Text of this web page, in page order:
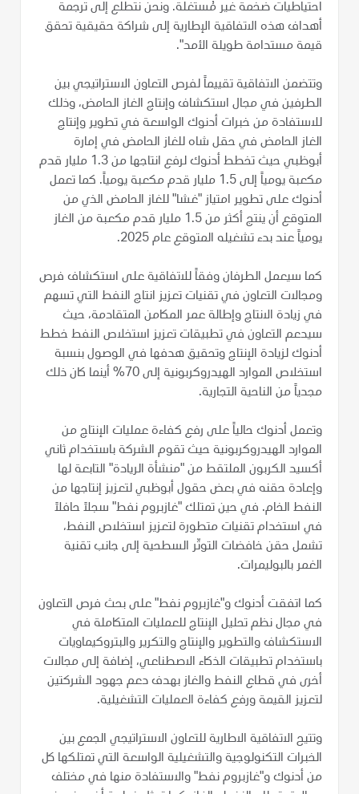
احتياطيات ضخمة غير مُستغلة. ونحن نتطلع إلى ترجمة
أهداف هذه الاتفاقية الإطارية إلى شراكة حقيقية تحقق
قيمة مستدامة طويلة الأمد".
وتتضمن الاتفاقية تقييماً لفرص التعاون الاستراتيجي بين
الطرفين في مجال استكشاف وإنتاج الغاز الحامض، وذلك
للاستفادة من خبرات أدنوك الواسعة في تطوير وإنتاج
الغاز الحامض في حقل شاه للغاز الحامض في إمارة
أبوظبي حيث تخطط أدنوك لرفع انتاجها من 1.3 مليار قدم
مكعبة يومياً إلى 1.5 مليار قدم مكعبة يومياً. كما تعمل
أدنوك على تطوير امتياز "غشا" للغاز الحامض الذي من
المتوقع أن ينتج أكثر من 1.5 مليار قدم مكعبة من الغاز
يومياً عند بدء تشغيله المتوقع عام 2025.
كما سيعمل الطرفان وفقاً للاتفاقية على استكشاف فرص
ومجالات التعاون في تقنيات تعزيز انتاج النفط التي تسهم
في زيادة الانتاج وإطالة عمر المكامن المتقادمة، حيث
سيدعم التعاون في تطبيقات تعزيز استخلاص النفط خطط
أدنوك لزيادة الإنتاج وتحقيق هدفها في الوصول بنسبة
استخلاص الموارد الهيدروكربونية إلى 70% أينما كان ذلك
مجدياً من الناحية التجارية.
وتعمل أدنوك حالياً على رفع كفاءة عمليات الإنتاج من
الموارد الهيدروكربونية حيث تقوم الشركة باستخدام ثاني
أكسيد الكربون الملتقط من "منشأة الريادة" التابعة لها
وإعادة حقنه في بعض حقول أبوظبي لتعزيز إنتاجها من
النفط الخام. في حين تمتلك "غازبروم نفط" سجلاً حافلاً
في استخدام تقنيات متطورة لتعزيز استخلاص النفط،
تشمل حقن خافضات التوتّر السطحية إلى جانب تقنية
الغمر بالبوليمرات.
كما اتفقت أدنوك و"غازبروم نفط" على بحث فرص التعاون
في مجال نظم تحليل الإنتاج للعمليات المتكاملة في
الاستكشاف والتطوير والإنتاج والتكرير والبتروكيماويات
باستخدام تطبيقات الذكاء الاصطناعي، إضافة إلى مجالات
أخرى في قطاع النفط والغاز بهدف دعم جهود الشركتين
لتعزيز القيمة ورفع كفاءة العمليات التشغيلية.
وتتيح الاتفاقية الاطارية للتعاون الاستراتيجي الجمع بين
الخبرات التكنولوجية والتشغيلية الواسعة التي تمتلكها كل
من أدنوك و"غازبروم نفط" والاستفادة منها في مختلف